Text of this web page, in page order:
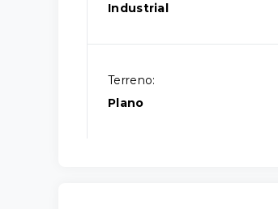
Industrial
Terreno:
Plano